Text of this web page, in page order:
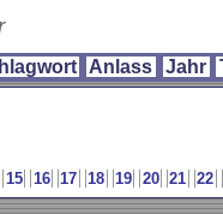
Anlass Jahr
15 16 17 18 19 20 21 22